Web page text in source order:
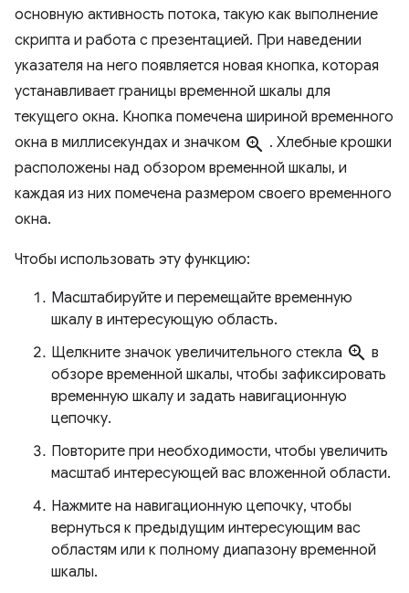
основную активность потока, такую ​​как выполнение
скрипта и работа с презентацией. При наведении
указателя на него появляется новая кнопка, которая
устанавливает границы временной шкалы для
текущего окна. Кнопка помечена шириной временного
окна в миллисекундах и значком zoom_in . Хлебные крошки
расположены над обзором временной шкалы, и
каждая из них помечена размером своего временного
окна.
Чтобы использовать эту функцию:
Масштабируйте и перемещайте временную
шкалу в интересующую область.
Щелкните значок увеличительного стекла zoom_in в
обзоре временной шкалы, чтобы зафиксировать
временную шкалу и задать навигационную
цепочку.
Повторите при необходимости, чтобы увеличить
масштаб интересующей вас вложенной области.
Нажмите на навигационную цепочку, чтобы
вернуться к предыдущим интересующим вас
областям или к полному диапазону временной
шкалы.